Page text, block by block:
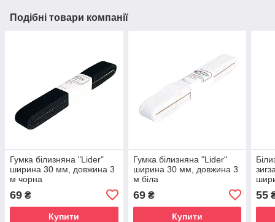
Подібні товари компанії
Гумка білизняна "Lider"
ширина 30 мм, довжина 3
м чорна
69 ₴
Купити
Гумка білизняна "Lider"
ширина 30 мм, довжина 3
м біла
69₴
Купити
55